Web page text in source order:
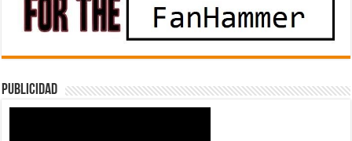
Publicidad